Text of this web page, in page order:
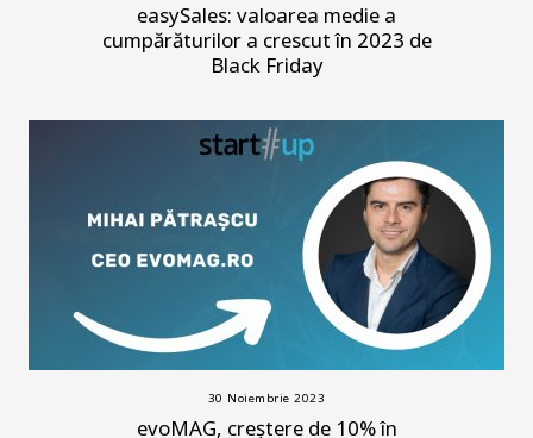
easySales: valoarea medie a
cumpărăturilor a crescut în 2023 de
Black Friday
30 Noiembrie 2023
evoMAG, creștere de 10% în